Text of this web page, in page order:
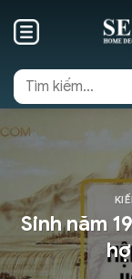
Tìm
kiếm:
Sinh năm